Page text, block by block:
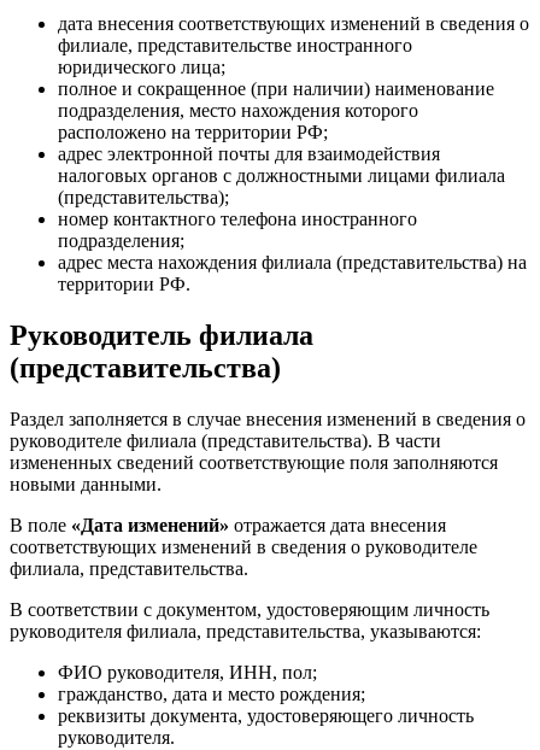
дата внесения соответствующих изменений в сведения о
филиале, представительстве иностранного
юридического лица;
полное и сокращенное (при наличии) наименование
подразделения, место нахождения которого
расположено на территории РФ;
адрес электронной почты для взаимодействия
налоговых органов с должностными лицами филиала
(представительства);
номер контактного телефона иностранного
подразделения;
адрес места нахождения филиала (представительства) на
территории РФ.
Руководитель филиала
(представительства)
Раздел заполняется в случае внесения изменений в сведения о
руководителе филиала (представительства). В части
измененных сведений соответствующие поля заполняются
новыми данными.
В поле «Дата изменений» отражается дата внесения
соответствующих изменений в сведения о руководителе
филиала, представительства.
В соответствии с документом, удостоверяющим личность
руководителя филиала, представительства, указываются:
ФИО руководителя, ИНН, пол;
гражданство, дата и место рождения;
реквизиты документа, удостоверяющего личность
руководителя.